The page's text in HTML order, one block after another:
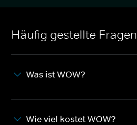
Häufig gestellte Fragen
Was ist WOW?
Wie viel kostet WOW?